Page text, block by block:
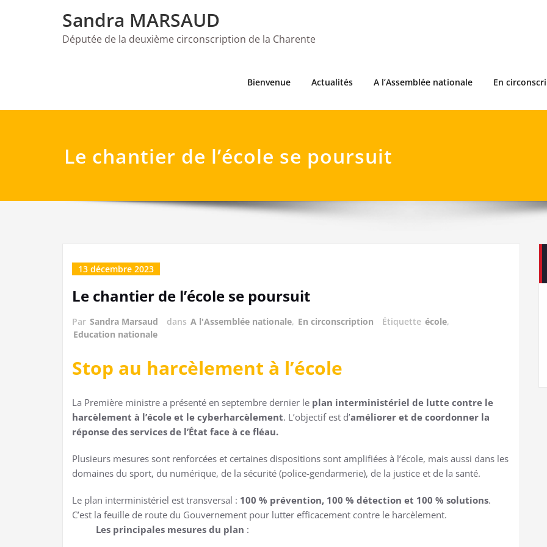
Sandra MARSAUD
Députée de la deuxième circonscription de la Charente
Bienvenue Actualités A l’Assemblée nationale En
Le chantier de l’école se poursuit
13 décembre 2023
Le chantier de l’école se poursuit
Par Sandra Marsaud dans A l'Assemblée nationale, En circonscription Étiquette école,
Education nationale
Stop au harcèlement à l’école
La Première ministre a présenté en septembre dernier le plan interministériel de lutte contre le
harcèlement à l’école et le cyberharcèlement. L’objectif est d’améliorer et de coordonner la
réponse des services de l’État face à ce fléau.
Plusieurs mesures sont renforcées et certaines dispositions sont amplifiées à l’école, mais aussi dans les
domaines du sport, du numérique, de la sécurité (police-gendarmerie), de la justice et de la santé.
Le plan interministériel est transversal : 100 % prévention, 100 % détection et 100 % solutions.
C’est la feuille de route du Gouvernement pour lutter efficacement contre le harcèlement.
Les principales mesures du plan :